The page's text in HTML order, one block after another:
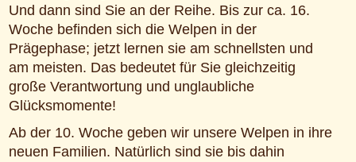
Und dann sind Sie an der Reihe. Bis zur ca. 16.
Woche befinden sich die Welpen in der
Prägephase; jetzt lernen sie am schnellsten und
am meisten. Das bedeutet für Sie gleichzeitig
große Verantwortung und unglaubliche
Glücksmomente!
Ab der 10. Woche geben wir unsere Welpen in ihre
neuen Familien. Natürlich sind sie bis dahin